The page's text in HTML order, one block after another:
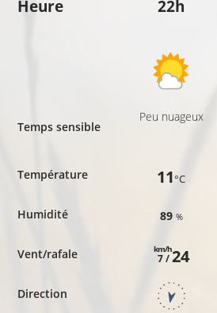
Heure
Temps sensible
Température
Humidité
Vent/rafale
Direction
22h
Peu nuageux
11°C
89 %
7 /
km/h24